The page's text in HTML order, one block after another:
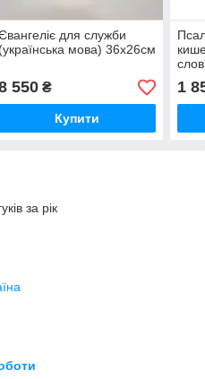
для служби
(українська мова) 36х26см
550₴
Купити
1
за рік